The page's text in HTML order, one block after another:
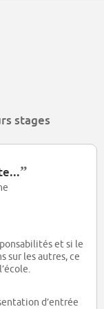
stages
”
et si le
sur les autres, ce
d’entrée